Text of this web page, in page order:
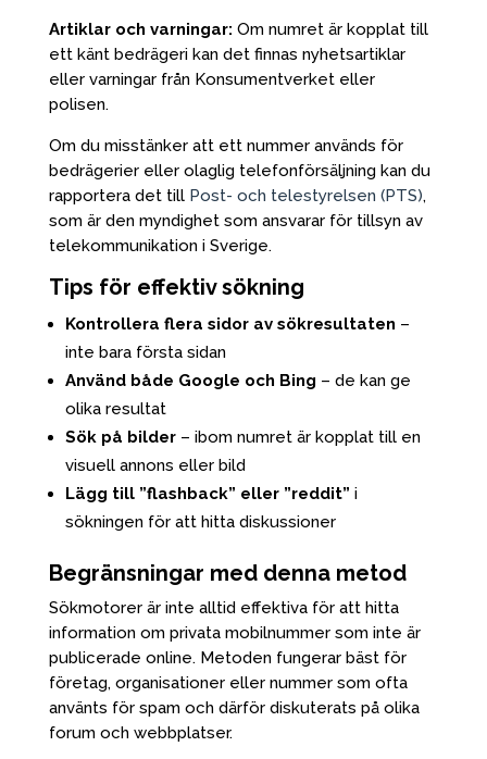
Artiklar och varningar: Om numret är kopplat till
ett känt bedrägeri kan det finnas nyhetsartiklar
eller varningar från Konsumentverket eller
polisen.
Om du misstänker att ett nummer används för
bedrägerier eller olaglig telefonförsäljning kan du
rapportera det till Post- och telestyrelsen (PTS),
som är den myndighet som ansvarar för tillsyn av
telekommunikation i Sverige.
Tips för effektiv sökning
Kontrollera flera sidor av sökresultaten –
inte bara första sidan
Använd både Google och Bing – de kan ge
olika resultat
Sök på bilder– ibom numret är kopplat till en
visuell annons eller bild
Lägg till ”flashback” eller ”reddit” i
sökningen för att hitta diskussioner
Begränsningar med denna metod
Sökmotorer är inte alltid effektiva för att hitta
information om privata mobilnummer som inte är
publicerade online. Metoden fungerar bäst för
företag, organisationer eller nummer som ofta
använts för spam och därför diskuterats på olika
forum och webbplatser.